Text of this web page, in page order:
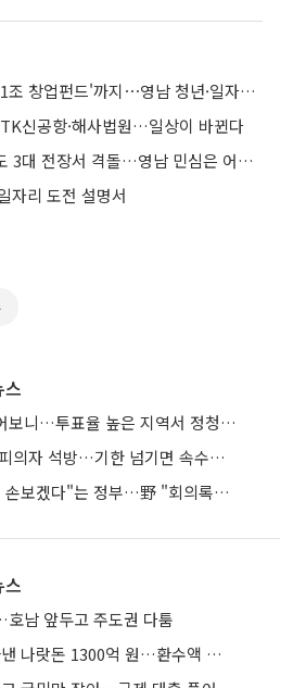
'1억 자산형성'부터 '1조 창업펀드'까지⋯영남 청년·일자리 공약 뜯어보니
신공항·해사법원…일상이 바뀐다
메가시티·해양·AI수도 3대 전장서 격돌…영남 민심은 어디로
자리 도전 설명서
스
순회경선 시도별 뜯어보니…투표율 높은 지역서 정청래 강세
경찰 수사 기다리다 피의자 석방…기한 넘기면 속수무책
"레버리지 ETF 배율 손보겠다"는 정부…野 "회의록부터 내놔야"
스
남 앞두고 주도권 다툼
권익위 "부정하게 타낸 나랏돈 1300억 원…환수액 역대 최대"